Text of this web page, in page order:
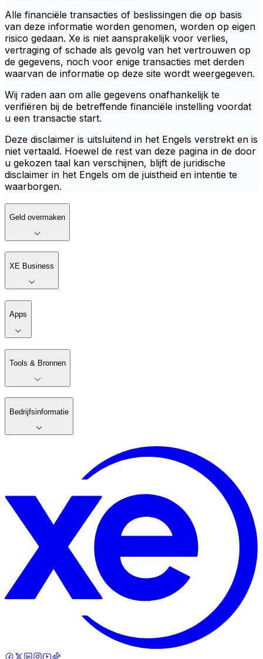
Alle financiële transacties of beslissingen die op basis
van deze informatie worden genomen, worden op eigen
risico gedaan. Xe is niet aansprakelijk voor verlies,
vertraging of schade als gevolg van het vertrouwen op
de gegevens, noch voor enige transacties met derden
waarvan de informatie op deze site wordt weergegeven.
Wij raden aan om alle gegevens onafhankelijk te
verifiëren bij de betreffende financiële instelling voordat
u een transactie start.
Deze disclaimer is uitsluitend in het Engels verstrekt en is
niet vertaald. Hoewel de rest van deze pagina in de door
u gekozen taal kan verschijnen, blijft de juridische
disclaimer in het Engels om de juistheid en intentie te
waarborgen.
Geld overmaken
XE Business
Apps
Tools & Bronnen
Bedrijfsinformatie